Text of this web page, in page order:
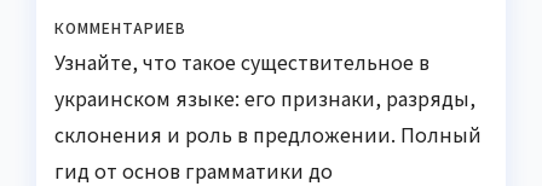
КОММЕНТАРИЕВ
Узнайте, что такое существительное в
украинском языке: его признаки, разряды,
склонения и роль в предложении. Полный
гид от основ грамматики до